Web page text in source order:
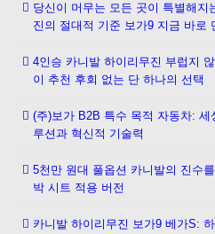
당신이 머무는 모든 곳이 특별해
진의 절대적 기준 보가9 지금 바로
4인승 카니발 하이리무진 부럽지
이 추천 후회 없는 단 하나의 선택
(주)보가 B2B 특수 목적 자동차:
루션과 혁신적 기술력
5천만 원대 풀옵션 카니발의 진수
박 시트 적용 버전
카니발 하이리무진 보가9 베가S: